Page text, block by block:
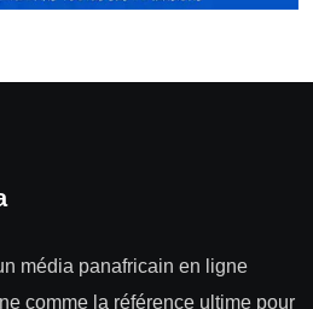
média panafricain en ligne
comme la référence ultime pour